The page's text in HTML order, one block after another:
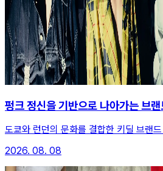
펑크 정신을 기반으로 나아가는 브
도쿄와 런던의 문화를 결합한 키딜 브랜
2026. 08. 08